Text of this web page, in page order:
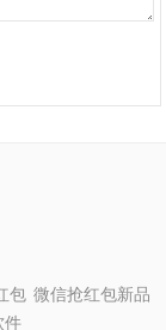
包 微信抢红包新品
件